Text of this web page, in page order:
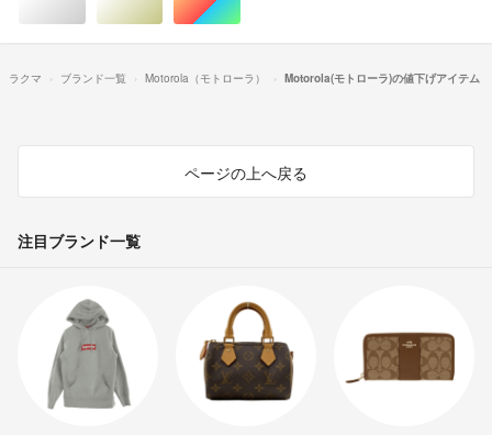
シルバー/銀色系ゴールド/金色系マルチカラー
ラクマ ブランド一覧 Motorola（モトローラ） Motorola(モトローラ)の値下げアイテム
ページの上へ戻る
注目ブランド一覧